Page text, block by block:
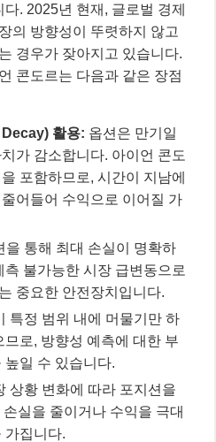
. 2025년 현재, 글로벌 경제
의 방향성이 뚜렷하지 않고
경우가 잦아지고 있습니다.
콘도르는 다음과 같은 장점
활용: 옵션은 만기일
가 감소합니다. 아이언 콘도
포함하므로, 시간이 지남에
어들어 수익으로 이어질 가
을 통해 최대 손실이 명확하
불가능한 시장 급변동으로
중요한 안전장치입니다.
특정 범위 내에 머물기만 하
므로, 방향성 예측에 대한 부
높일 수 있습니다.
상황 변화에 따라 포지션을
실을 줄이거나 수익을 극대
가집니다.